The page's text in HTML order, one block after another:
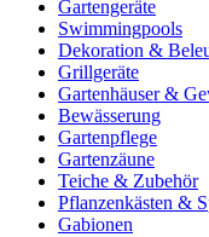
Gartengeräte
Swimmingpools
Dekoration &
Grillgeräte
Gartenhäuser &
Bewässerung
Gartenpflege
Gartenzäune
Teiche & Zubehör
Pflanzenkästen &
Gabionen